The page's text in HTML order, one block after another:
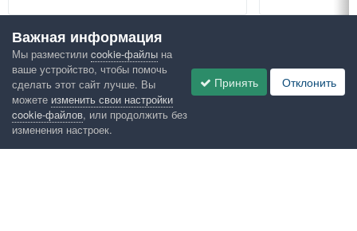
Посмотреть всё
Google рекомендует
Важная информация
Мы разместили cookie-файлы на
ваше устройство, чтобы помочь
сделать этот сайт лучше. Вы
можете изменить свои настройки
cookie-файлов, или продолжить без
изменения настроек.
Принять Отклонить